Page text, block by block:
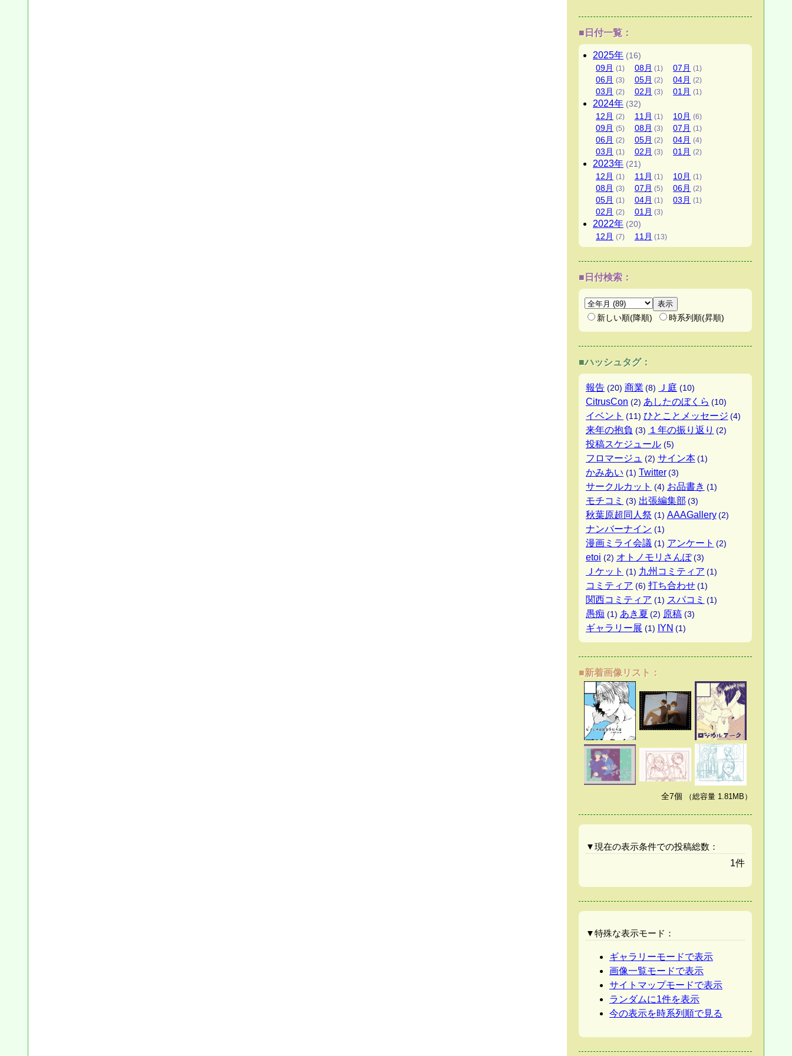
■日付一覧：
2025年 (16)
09月 (1) 08月 (1) 07 月 (1)
06月 (3) 05月 (2) 04月 (2)
03 月 (2) 02 月 (3) 01 月 (1)
2024年 (32)
12 月 (2) 11 月 (1) 10月 (6)
09月 (5) 08月 (3) 07 月 (1)
06月 (2) 05月 (2) 04月 (4)
03 月 (1) 02 月 (3) 01 月 (2)
2023年 (21)
12 月 (1) 11 月 (1) 10月 (1)
08月 (3) 07 月 (5) 06月 (2)
05月 (1) 04月 (1) 03 月 (1)
02 月 (2) 01 月 (3)
2022年 (20)
12 月 (7) 11 月 (13)
■日付検索：
新しい順(降順) 時系列順(昇順)
■ハッシュタグ：
報告 (20) 商業 (8) Ｊ庭 (10)
CitrusCon (2) あしたのぼくら (10)
イベント (11) ひとことメッセージ (4)
来年の抱負 (3) １年の振り返り (2)
投稿スケジュール (5)
フロマージュ (2) サイン本 (1)
かみあい (1) Twitter (3)
サークルカット (4) お品書き (1)
モチコミ (3) 出張編集部 (3)
秋葉原超同人祭 (1) AAAGallery (2)
ナンバーナイン (1)
漫画ミライ会議 (1) アンケート (2)
etoi (2) オトノモリさんぽ (3)
Ｊケット (1) 九州コミティア (1)
コミティア (6) 打ち合わせ (1)
関西コミティア (1) スパコミ (1)
愚痴 (1) あき夏 (2) 原稿 (3)
ギャラリー展 (1) IYN (1)
■新着画像リスト：
全7個 （総容量 1.81MB）
▼現在の表示条件での投稿総数：
1件
▼特殊な表示モード：
ギャラリーモードで表示
画像一覧モードで表示
サイトマップモードで表示
ランダムに1件を表示
今の表示を時系列順で見る